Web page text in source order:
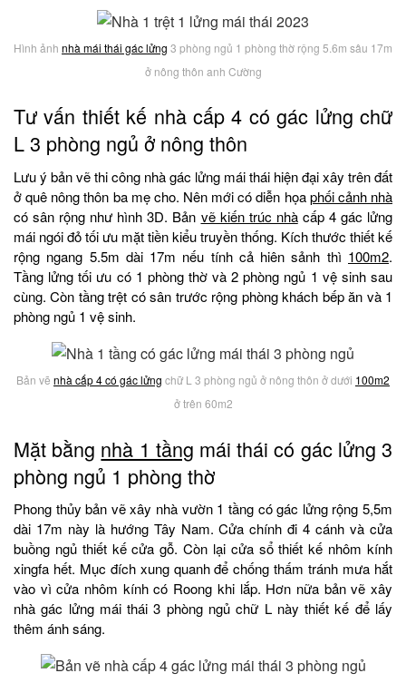
Hình ảnh nhà mái thái gác lửng 3 phòng ngủ 1 phòng thờ rộng 5.6m sâu 17m
ở nông thôn anh Cường
Tư vấn thiết kế nhà cấp 4 có gác lửng chữ
L 3 phòng ngủ ở nông thôn
Lưu ý bản vẽ thi công nhà gác lửng mái thái hiện đại xây trên đất
ở quê nông thôn ba mẹ cho. Nên mới có diễn họaphối cảnh nhà
có sân rộng như hình 3D. Bản vẽ kiến trúc nhàcấp 4 gác lửng
mái ngói đỏ tối ưu mặt tiền kiểu truyền thống. Kích thước thiết kế
rộng ngang 5.5m dài 17m nếu tính cả hiên sảnh thì 100m2.
Tầng lửng tối ưu có 1 phòng thờ và 2 phòng ngủ 1 vệ sinh sau
cùng. Còn tầng trệt có sân trước rộng phòng khách bếp ăn và 1
phòng ngủ 1 vệ sinh.
Bản vẽ nhà cấp 4 có gác lửng chữ L 3 phòng ngủ ở nông thôn ở dưới 100m2
ở trên 60m2
Mặt bằng nhà 1 tầng mái thái có gác lửng 3
phòng ngủ 1 phòng thờ
Phong thủy bản vẽ xây nhà vườn 1 tầng có gác lửng rộng 5,5m
dài 17m này là hướng Tây Nam. Cửa chính đi 4 cánh và cửa
buồng ngủ thiết kế cửa gỗ. Còn lại cửa sổ thiết kế nhôm kính
xingfa hết. Mục đích xung quanh để chống thấm tránh mưa hắt
vào vì cửa nhôm kính có Roong khi lắp. Hơn nữa bản vẽ xây
nhà gác lửng mái thái 3 phòng ngủ chữ L này thiết kế để lấy
thêm ánh sáng.